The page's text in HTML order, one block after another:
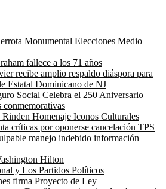
Monumental Elecciones Medio
fallece a los 71 años
recibe amplio respaldo diáspora para
Estatal Dominicano de NJ
Social Celebra el 250 Aniversario
Homenaje Iconos Culturales
críticas por oponerse cancelación TPS
manejo indebido información
Hilton
y Los Partidos Políticos
firma Proyecto de Ley